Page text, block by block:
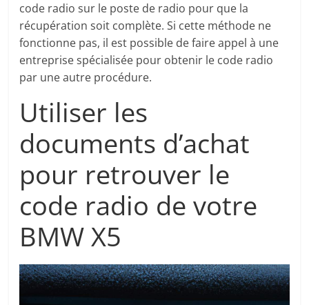
code radio sur le poste de radio pour que la
récupération soit complète. Si cette méthode ne
fonctionne pas, il est possible de faire appel à une
entreprise spécialisée pour obtenir le code radio
par une autre procédure.
Utiliser les
documents d’achat
pour retrouver le
code radio de votre
BMW X5